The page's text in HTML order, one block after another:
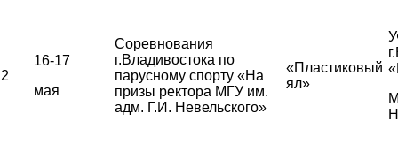
2
16-17
мая
Соревнования
г.Владивостока по
парусному спорту «На
призы ректора МГУ им.
адм. Г.И. Невельского»
«Пластиковый
ял»